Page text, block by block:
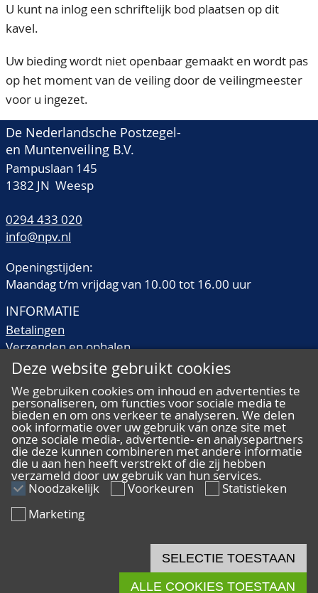
U kunt na inlog een schriftelijk bod plaatsen op dit
kavel.
Uw bieding wordt niet openbaar gemaakt en wordt pas
op het moment van de veiling door de veilingmeester
voor u ingezet.
De Nederlandsche Postzegel-
en Muntenveiling B.V.
Pampuslaan 145
1382 JN Weesp
0294 433 020
info@npv.nl
Openingstijden:
Maandag t/m vrijdag van 10.00 tot 16.00 uur
INFORMATIE
Betalingen
Verzenden en ophalen
Veilingtermen
Kwaliteitsomschrijvingen
Veelgestelde vragen
ALGEMEEN
Algemene voorwaarden
Deze website gebruikt cookies
We gebruiken cookies om inhoud en advertenties te
personaliseren, om functies voor sociale media te
bieden en om ons verkeer te analyseren. We delen
ook informatie over uw gebruik van onze site met
onze sociale media-, advertentie- en analysepartners
die deze kunnen combineren met andere informatie
die u aan hen heeft verstrekt of die zij hebben
verzameld door uw gebruik van hun services.
Noodzakelijk Voorkeuren
Statistieken
Marketing
SELECTIE TOESTAAN
ALLE COOKIES TOESTAAN